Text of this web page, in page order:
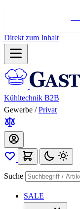
Direkt zum Inhalt
Kühltechnik B2B
Gewerbe / Privat
Suche
SALE